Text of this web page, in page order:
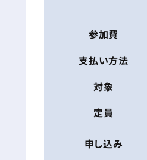
参加費
支払い方法
対象
定員
申し込み